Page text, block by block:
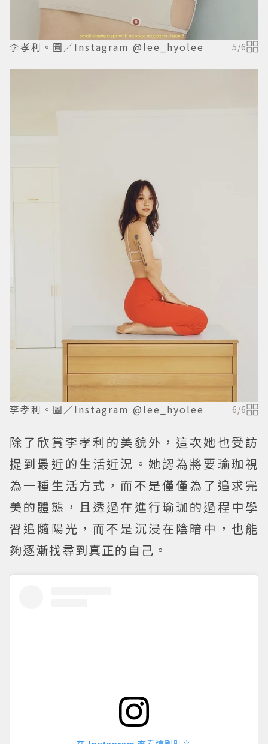
李孝利。圖／Instagram @lee_hyolee 5/6
李孝利。圖／Instagram @lee_hyolee 6/6
除了欣賞李孝利的美貌外，這次她也受訪
提到最近的生活近況。她認為將要瑜珈視
為一種生活方式，而不是僅僅為了追求完
美的體態，且透過在進行瑜珈的過程中學
習追隨陽光，而不是沉浸在陰暗中，也能
夠逐漸找尋到真正的自己。